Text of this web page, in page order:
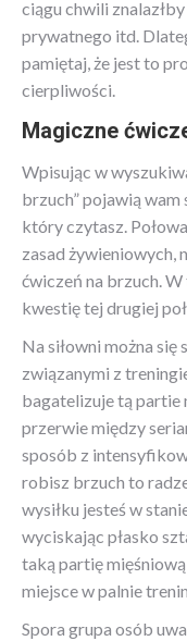
ciągu chwili
prywatnego itd.
pamiętaj, że jest to
cierpliwości.
Magiczne
Wpisując w
brzuch” pojawią
który czytasz.
zasad żywieniowych,
ćwiczeń na brzuch.
kwestię tej drugiej
Na siłowni można
związanymi z
bagatelizuje tą partie
przerwie między
sposób z
robisz brzuch to
wysiłku jesteś w
wyciskając płasko
taką partię
miejsce w palnie
Spora grupa osób